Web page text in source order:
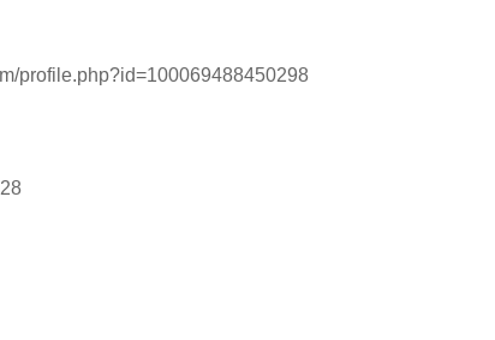
profile.php?id=100069488450298